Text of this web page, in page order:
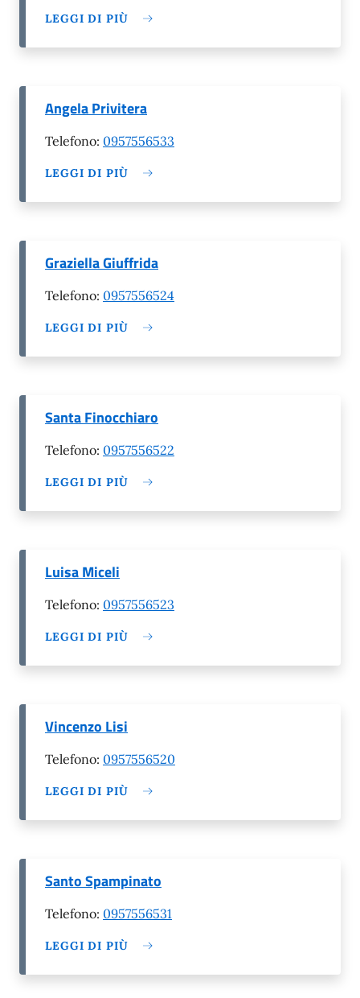
LEGGI DI PIÙ
Angela Privitera
Telefono: 0957556533
LEGGI DI PIÙ
Graziella Giuffrida
Telefono: 0957556524
LEGGI DI PIÙ
Santa Finocchiaro
Telefono: 0957556522
LEGGI DI PIÙ
Luisa Miceli
Telefono: 0957556523
LEGGI DI PIÙ
Vincenzo Lisi
Telefono: 0957556520
LEGGI DI PIÙ
Santo Spampinato
Telefono: 0957556531
LEGGI DI PIÙ